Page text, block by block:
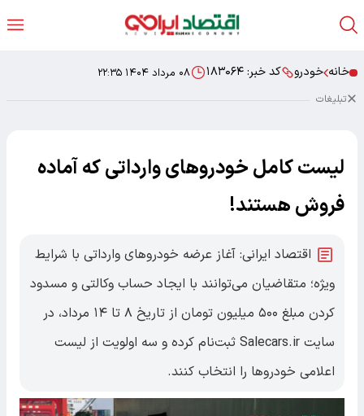
خانه خودرو کد خبر: ۱۸۳۰۶۴ ۰۸ مرداد ۱۴۰۴ ۲۲:۳۵
تبلیغات
لیست کامل خودروهای وارداتی که آماده
فروش هستند!
اقتصاد ایرانی: آغاز عرضه خودروهای وارداتی با شرایط
ویژه؛ متقاضیان می‌توانند با ایجاد حساب وکالتی و مسدود
کردن مبلغ ۵۰۰ میلیون تومان از تاریخ ۸ تا ۱۴ مرداد، در
سایت Salecars.ir ثبت‌نام کرده و سه اولویت از لیست
اعلامی خودروها را انتخاب کنند.